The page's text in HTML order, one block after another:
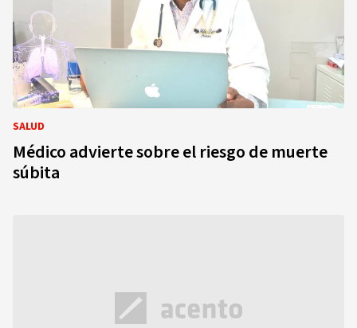
SALUD
Médico advierte sobre el riesgo de muerte
súbita